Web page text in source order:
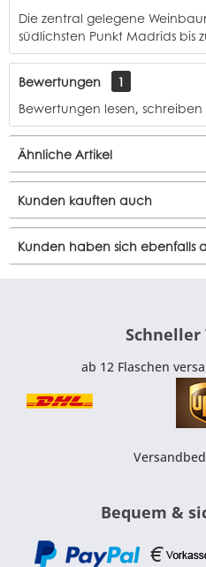
Die zentral gelegene
südlichsten Punkt Madrids bis
Bewertungen
1
Bewertungen lesen,
Ähnliche Artikel
Kunden kauften auch
Kunden haben sich ebenfalls
Schneller
ab 12 Flaschen
Bequem &